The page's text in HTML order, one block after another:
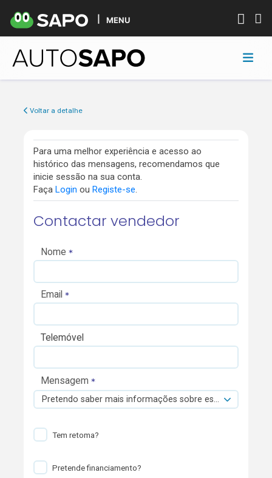
MENU
Voltar a detalhe
Para uma melhor experiência e acesso ao
histórico das mensagens, recomendamos que
inicie sessão na sua conta.
Faça Login ou Registe-se.
Contactar vendedor
Nome
Email
Telemóvel
Mensagem
Pretendo saber mais informações sobre esta viatura.
Tem retoma?
Pretende financiamento?